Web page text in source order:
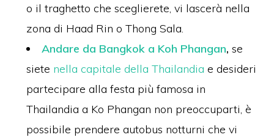
o il traghetto che sceglierete, vi lascerà nella
zona di Haad Rin o Thong Sala.
Andare da Bangkok a Koh Phangan, se
siete nella capitale della Thailandia e desideri
partecipare alla festa più famosa in
Thailandia a Ko Phangan non preoccuparti, è
possibile prendere autobus notturni che vi